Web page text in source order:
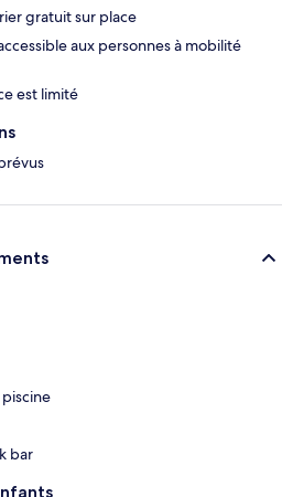
gratuit sur place
aux personnes à mobilité
est limité
bar